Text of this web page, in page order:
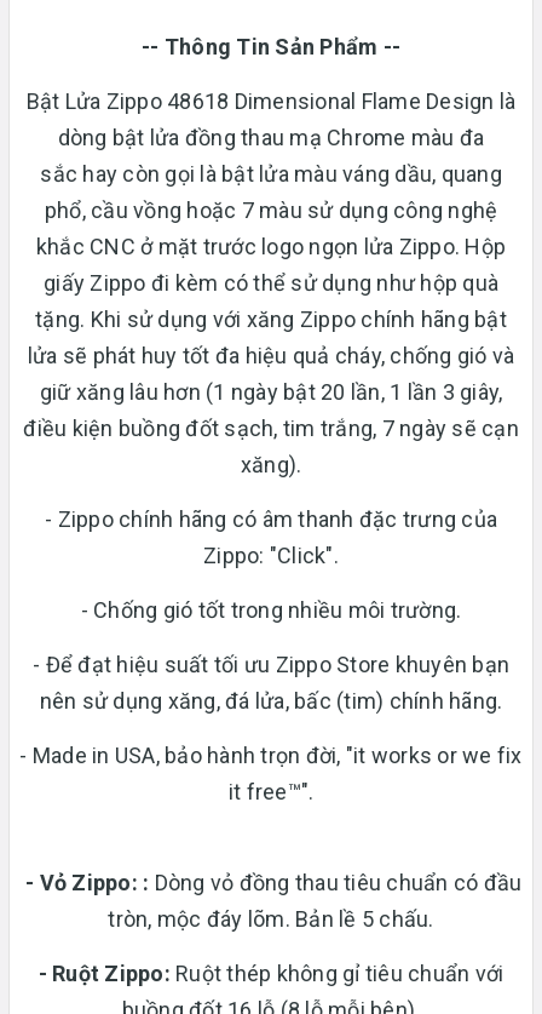
-- Thông Tin Sản Phẩm --
Bật Lửa Zippo 48618 Dimensional Flame Design là
dòng bật lửa đồng thau mạ Chrome màu đa
sắc hay còn gọi là bật lửa màu váng dầu, quang
phổ, cầu vồng hoặc 7 màu sử dụng công nghệ
khắc CNC ở mặt trước logo ngọn lửa Zippo. Hộp
giấy Zippo đi kèm có thể sử dụng như hộp quà
tặng. Khi sử dụng với xăng Zippo chính hãng bật
lửa sẽ phát huy tốt đa hiệu quả cháy, chống gió và
giữ xăng lâu hơn (1 ngày bật 20 lần, 1 lần 3 giây,
điều kiện buồng đốt sạch, tim trắng, 7 ngày sẽ cạn
xăng).
- Zippo chính hãng có âm thanh đặc trưng của
Zippo: "Click".
- Chống gió tốt trong nhiều môi trường.
- Để đạt hiệu suất tối ưu Zippo Store khuyên bạn
nên sử dụng xăng, đá lửa, bấc (tim) chính hãng.
- Made in USA, bảo hành trọn đời, "it works or we fix
it free™".
- Vỏ Zippo: : Dòng vỏ đồng thau tiêu chuẩn có đầu
tròn, mộc đáy lõm. Bản lề 5 chấu.
- Ruột Zippo: Ruột thép không gỉ tiêu chuẩn với